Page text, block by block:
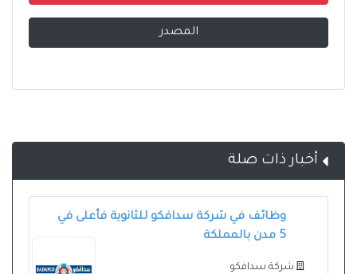
المصدر
أخبار ذات صلة
وظائف في شركة سدافكو للثانوية فأعلى في
5 مدن بالمملكة
شركة سدافكو